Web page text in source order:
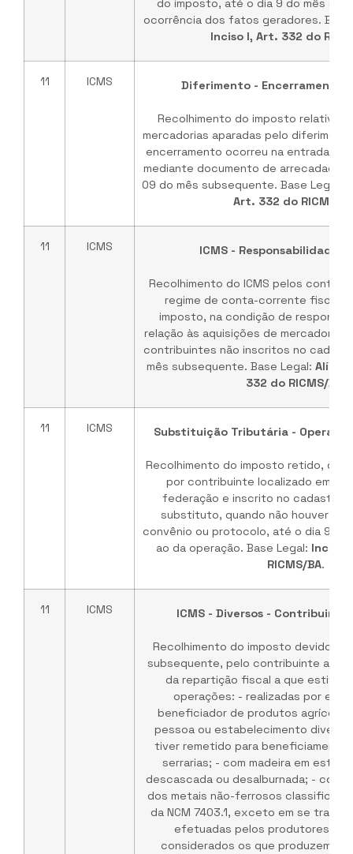
do imposto, até o dia 9 do mês
ocorrência dos fatos geradores.
Inciso I, Art. 332 do
11 ICMS Diferimento - Encerramento
Recolhimento do imposto relativo
mercadorias aparadas pelo
encerramento ocorreu na entrada no
mediante documento de
09 do mês subsequente. Base Legal:
Art. 332 do RICMS/
11 ICMS ICMS - Responsabilidade
Recolhimento do ICMS pelos
regime de conta-corrente fiscal
imposto, na condição de
relação às aquisições de
contribuintes não inscritos no
mês subsequente. Base Legal:
332 do RICMS/BA
11 ICMS Substituição Tributária -
Recolhimento do imposto retido,
por contribuinte localizado em
federação e inscrito no cadastro
substituto, quando não houver
convênio ou protocolo, até o dia 9 do
ao da operação. Base Legal: Inciso
RICMS/BA.
11 ICMS ICMS - Diversos -
Recolhimento do imposto devido,
subsequente, pelo contribuinte
da repartição fiscal a que estiver
operações: - realizadas por
beneficiador de produtos
pessoa ou estabelecimento diverso
tiver remetido para beneficiamento;
serrarias; - com madeira em
descascada ou desalburnada; - com
dos metais não-ferrosos
da NCM 7403.1, exceto em se
efetuadas pelos produtores
considerados os que produzem